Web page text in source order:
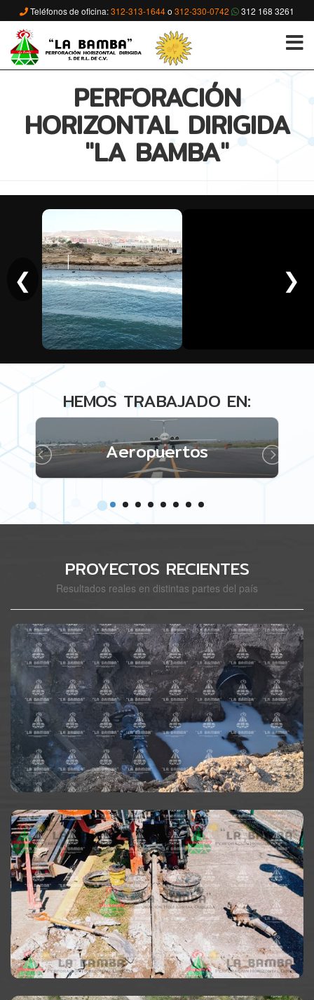
Teléfonos de oficina:312-313-1644o 312-330-0742 312 168 3261
PERFORACIÓN
HORIZONTAL DIRIGIDA
"LA BAMBA"
❮ ❯
HEMOS TRABAJADO EN:
Aeropuertos
PROYECTOS RECIENTES
Resultados reales en distintas partes del país